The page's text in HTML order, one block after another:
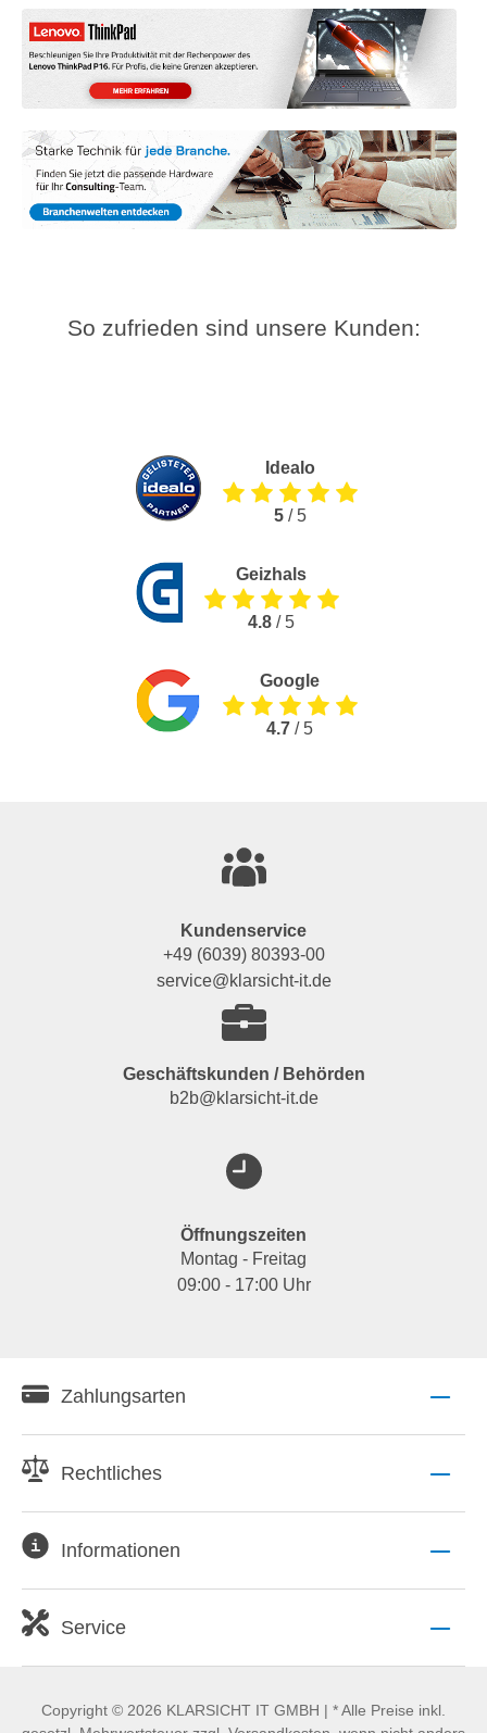
So zufrieden sind unsere Kunden:
Idealo
5/ 5
Geizhals
4.8 / 5
Google
4.7 / 5
Kundenservice
+49 (6039) 80393-00
service@klarsicht-it.de
Geschäftskunden / Behörden
b2b@klarsicht-it.de
Öffnungszeiten
Montag - Freitag
09:00 - 17:00 Uhr
Zahlungsarten
Rechtliches
Informationen
Service
Copyright © 2026 KLARSICHT IT GMBH | * Alle Preise inkl.